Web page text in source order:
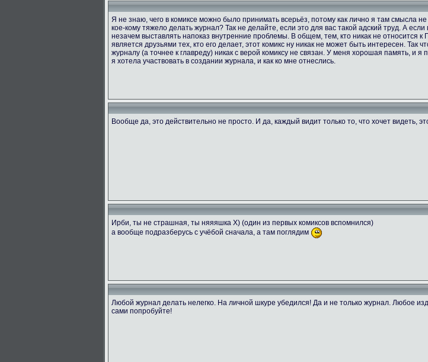
Я не знаю, чего в комиксе можно было принимать всерьёз, потому как лично я там смысла
кое-кому тяжело делать журнал? Так не делайте, если это для вас такой адский труд. А если
незачем выставлять напоказ внутренние проблемы. В общем, тем, кто никак не относится к
является друзьями тех, кто его делает, этот комикс ну никак не может быть интересен. Так
журналу (а точнее к главреду) никак с верой комиксу не связан. У меня хорошая память, и я
я хотела участвовать в создании журнала, и как ко мне отнеслись.
Вообще да, это действительно не просто. И да, каждый видит только то, что хочет видеть,
Ирби, ты не страшная, ты няяяшка X) (один из первых комиксов вспомнился)
а вообще подразберусь с учёбой сначала, а там поглядим
Любой журнал делать нелегко. На личной шкуре убедился! Да и не только журнал. Любое
сами попробуйте!